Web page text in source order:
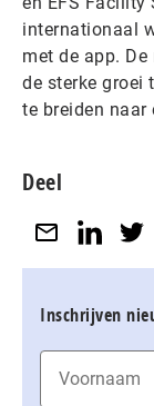
internationaal
met de app.
de sterke groei
te breiden naar
Deel
Inschrijven